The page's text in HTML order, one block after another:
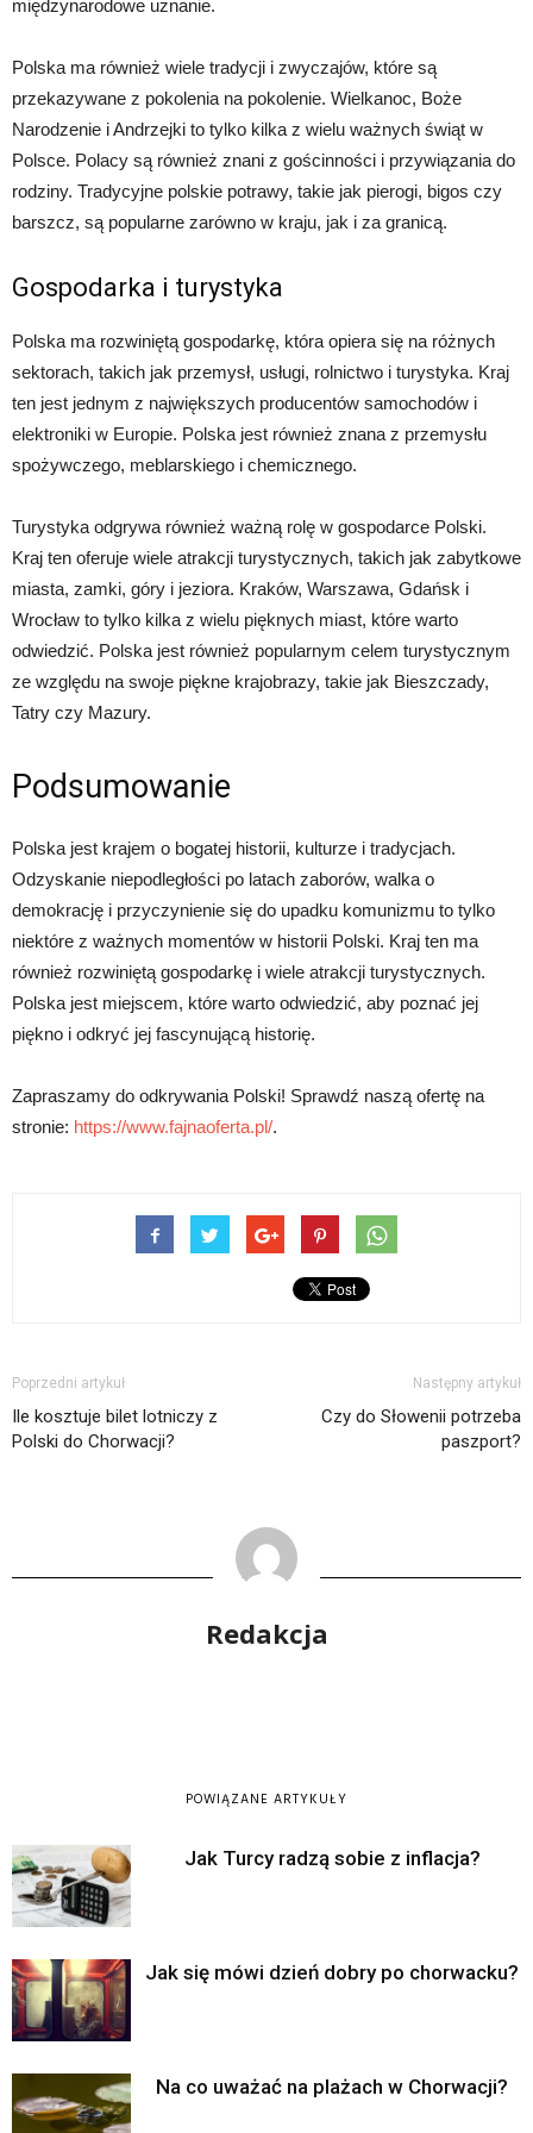
międzynarodowe uznanie.
Polska ma również wiele tradycji i zwyczajów, które są
przekazywane z pokolenia na pokolenie. Wielkanoc, Boże
Narodzenie i Andrzejki to tylko kilka z wielu ważnych świąt w
Polsce. Polacy są również znani z gościnności i przywiązania do
rodziny. Tradycyjne polskie potrawy, takie jak pierogi, bigos czy
barszcz, są popularne zarówno w kraju, jak i za granicą.
Gospodarka i turystyka
Polska ma rozwiniętą gospodarkę, która opiera się na różnych
sektorach, takich jak przemysł, usługi, rolnictwo i turystyka. Kraj
ten jest jednym z największych producentów samochodów i
elektroniki w Europie. Polska jest również znana z przemysłu
spożywczego, meblarskiego i chemicznego.
Turystyka odgrywa również ważną rolę w gospodarce Polski.
Kraj ten oferuje wiele atrakcji turystycznych, takich jak zabytkowe
miasta, zamki, góry i jeziora. Kraków, Warszawa, Gdańsk i
Wrocław to tylko kilka z wielu pięknych miast, które warto
odwiedzić. Polska jest również popularnym celem turystycznym
ze względu na swoje piękne krajobrazy, takie jak Bieszczady,
Tatry czy Mazury.
Podsumowanie
Polska jest krajem o bogatej historii, kulturze i tradycjach.
Odzyskanie niepodległości po latach zaborów, walka o
demokrację i przyczynienie się do upadku komunizmu to tylko
niektóre z ważnych momentów w historii Polski. Kraj ten ma
również rozwiniętą gospodarkę i wiele atrakcji turystycznych.
Polska jest miejscem, które warto odwiedzić, aby poznać jej
piękno i odkryć jej fascynującą historię.
Zapraszamy do odkrywania Polski! Sprawdź naszą ofertę na
stronie: https://www.fajnaoferta.pl/.
Poprzedni artykuł
Ile kosztuje bilet lotniczy z
Polski do Chorwacji?
Następny artykuł
Czy do Słowenii potrzeba
paszport?
Redakcja
POWIĄZANE ARTYKUŁY
Jak Turcy radzą sobie z inflacja?
Jak się mówi dzień dobry po chorwacku?
Na co uważać na plażach w Chorwacji?